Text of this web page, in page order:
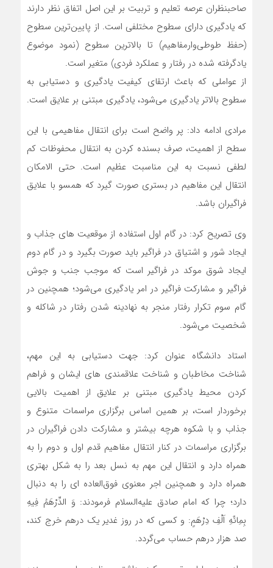
صاحبنظران عرصه تعلیم و تربیت بر این اصل اتفاق نظر دارند
که یادگیری دارای سطوح مختلفی است. از پایین‌ترین سطوح
(حفظ طوطی‌وارمفاهیم) تا بالاترین سطوح (نمود موضوع
یادگرفته شده در رفتار و عملکرد فردی) متغیر است.
از عواملی که باعث ارتقای کیفیت یادگیری و دستیابی به
سطوح بالاتر یادگیری می‌شود، یادگیری مبتنی بر علایق است.
مرادی ادامه داد: پر واضح است برای انتقال مفاهیمی با این
سطح از اهمیت، صرف بسنده کردن به انتقال محفوظات کم
لطفی نسبت به این مناسبت عظیم است. حتی الامکان
انتقال این مفاهیم در بستری صورت گیرد که همسو با علایق
فراگیران باشد.
وی تصریح کرد: در گام اول استفاده از موقعیت های جذاب و
ایجاد شور و اشتیاق در فراگیر باید صورت بگیرد و در گام دوم
ایجاد شوق موکد در فراگیر است که موجب جنب و جوش
فراگیر و مشارکت فراگیر در امر یادگیری می‌شود؛ همچنین در
گام سوم تکرار رفتار منجر به نهادینه شدن رفتار در شاکله و
شخصیت می‌شود.
استاد دانشگاه عنوان کرد: جهت دستیابی به این مهم،
شناخت مخاطبان و شناخت علاقمندی های ایشان و فراهم
کردن محیط یادگیری مبتنی بر علایق از اهمیت بالایی
برخوردار است، بر همین اساس برگزاری مراسمات متنوع و
جذاب و با شکوه هرچه بیشتر و مشارکت دادن فراگیران در
برگزاری مراسمات در کنار انتقال مفاهیم قدم اول و دوم را به
همراه دارد و انتقال این مهم به نسل بعد را به شکل بهتری
همراه دارد و همچنین اجر معنوی فوق‌العاده ای را به دنبال
دارد؛ چرا که امام صادق علیه‌السلام فرمودند: وَ الدِّرْهَمُ فِیهِ
بِمِائَهِ اَلْفِ دِرْهَمٍ: و کسی که در روز غدیر یک درهم خرج کند،
صد هزار درهم حساب می‌گردد.